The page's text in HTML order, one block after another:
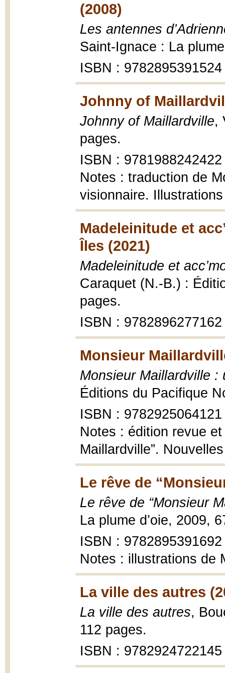
(2008)
Les antennes
Saint-Ignace : La
ISBN : 9782895391524
Johnny of
Johnny of Maillardville,
pages.
ISBN : 9781988242422
Notes : traduction de
visionnaire.
Madeleinitude et
Îles (2021)
Madeleinitude et
Caraquet (N.-B.) :
pages.
ISBN : 9782896277162
Monsieur
Monsieur Maillardville :
Éditions du Pacifique
ISBN : 9782925064121
Notes : édition revue
Maillardville”.
Le rêve de
Le rêve de “Monsieur
La plume d’oie, 2009,
ISBN : 9782895391692
Notes : illustrations de
La ville des autres
La ville des autres,
112 pages.
ISBN : 9782924722145